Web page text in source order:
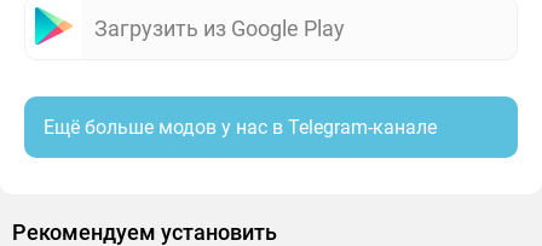
Загрузить из Google Play
Ещё больше модов у нас в Telegram-канале
Рекомендуем установить